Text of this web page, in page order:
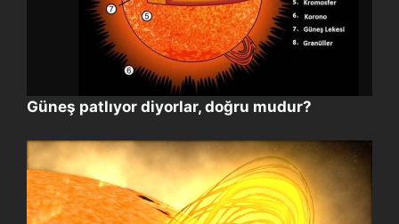
Güneş patlıyor diyorlar, doğru mudur?